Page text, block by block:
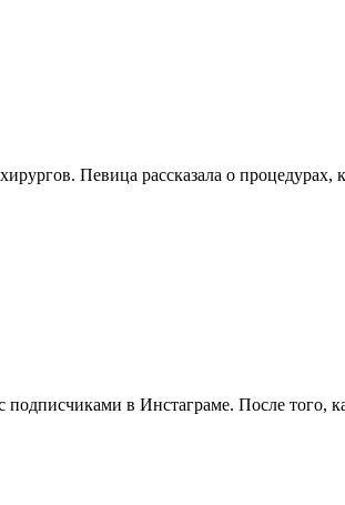
Певица рассказала о процедурах,
в Инстаграме. После того,